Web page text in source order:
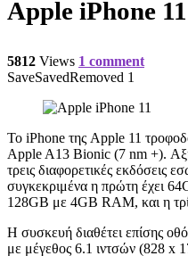
Apple iPhone 11
5812 Views 1 comment
SaveSavedRemoved 1
Το iPhone της Apple 11
Apple A13 Bionic (7 nm +).
τρεις διαφορετικές εκδόσεις
συγκεκριμένα η πρώτη έχει
128GB με 4GB RAM, και η
Η συσκευή διαθέτει επίσης
με μέγεθος 6.1 ιντσών (828 x